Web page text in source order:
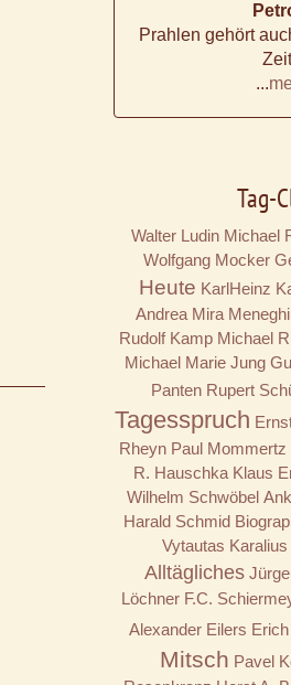
Prahlen gehört
...
Tag-
Walter Ludin Michael
Wolfgang Mocker
Heute KarlHeinz
Andrea Mira
Rudolf Kamp Michael
Michael Marie Jung
Panten Rupert
Tagesspruch
Rheyn Paul Mommertz
R. Hauschka Klaus
Wilhelm Schwöbel
Harald Schmid
Vytautas Karalius
Alltägliches
Löchner F.C.
Alexander Eilers
Mitsch Pavel